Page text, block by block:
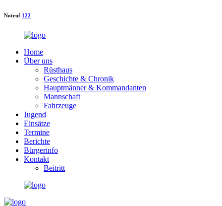
Notruf 122
Home
Über uns
Rüsthaus
Geschichte & Chronik
Hauptmänner & Kommandanten
Mannschaft
Fahrzeuge
Jugend
Einsätze
Termine
Berichte
Bürgerinfo
Kontakt
Beitritt